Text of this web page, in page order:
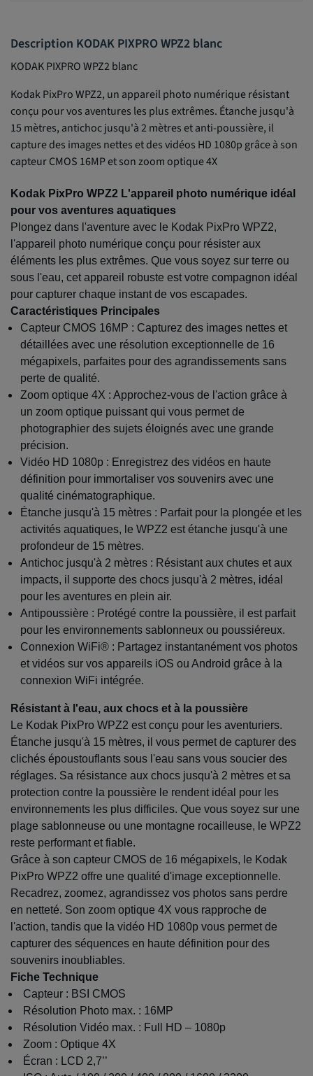
Description KODAK PIXPRO WPZ2 blanc
KODAK PIXPRO WPZ2 blanc
Kodak PixPro WPZ2, un appareil photo numérique résistant
conçu pour vos aventures les plus extrêmes. Étanche jusqu'à
15 mètres, antichoc jusqu'à 2 mètres et anti-poussière, il
capture des images nettes et des vidéos HD 1080p grâce à son
capteur CMOS 16MP et son zoom optique 4X
Kodak PixPro WPZ2 L'appareil photo numérique idéal
pour vos aventures aquatiques
Plongez dans l'aventure avec le Kodak PixPro WPZ2,
l'appareil photo numérique conçu pour résister aux
éléments les plus extrêmes. Que vous soyez sur terre ou
sous l'eau, cet appareil robuste est votre compagnon idéal
pour capturer chaque instant de vos escapades.
Caractéristiques Principales
Capteur CMOS 16MP : Capturez des images nettes et
détaillées avec une résolution exceptionnelle de 16
mégapixels, parfaites pour des agrandissements sans
perte de qualité.
Zoom optique 4X : Approchez-vous de l'action grâce à
un zoom optique puissant qui vous permet de
photographier des sujets éloignés avec une grande
précision.
Vidéo HD 1080p : Enregistrez des vidéos en haute
définition pour immortaliser vos souvenirs avec une
qualité cinématographique.
Étanche jusqu'à 15 mètres : Parfait pour la plongée et les
activités aquatiques, le WPZ2 est étanche jusqu'à une
profondeur de 15 mètres.
Antichoc jusqu'à 2 mètres : Résistant aux chutes et aux
impacts, il supporte des chocs jusqu'à 2 mètres, idéal
pour les aventures en plein air.
Antipoussière : Protégé contre la poussière, il est parfait
pour les environnements sablonneux ou poussiéreux.
Connexion WiFi® : Partagez instantanément vos photos
et vidéos sur vos appareils iOS ou Android grâce à la
connexion WiFi intégrée.
Résistant à l'eau, aux chocs et à la poussière
Le Kodak PixPro WPZ2 est conçu pour les aventuriers.
Étanche jusqu'à 15 mètres, il vous permet de capturer des
clichés époustouflants sous l'eau sans vous soucier des
réglages. Sa résistance aux chocs jusqu'à 2 mètres et sa
protection contre la poussière le rendent idéal pour les
environnements les plus difficiles. Que vous soyez sur une
plage sablonneuse ou une montagne rocailleuse, le WPZ2
reste performant et fiable.
Grâce à son capteur CMOS de 16 mégapixels, le Kodak
PixPro WPZ2 offre une qualité d'image exceptionnelle.
Recadrez, zoomez, agrandissez vos photos sans perdre
en netteté. Son zoom optique 4X vous rapproche de
l'action, tandis que la vidéo HD 1080p vous permet de
capturer des séquences en haute définition pour des
souvenirs inoubliables.
Fiche Technique
Capteur : BSI CMOS
Résolution Photo max. : 16MP
Résolution Vidéo max. : Full HD – 1080p
Zoom : Optique 4X
Écran : LCD 2,7’’